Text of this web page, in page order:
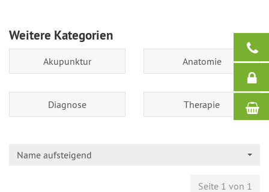
Weitere Kategorien
Akupunktur Anatomie
Diagnose Therapie
Name aufsteigend
Seite 1 von 1